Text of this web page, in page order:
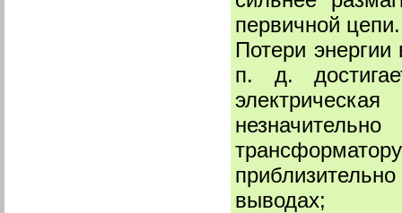
первичной цепи.
Потери
п. д.
выводах;